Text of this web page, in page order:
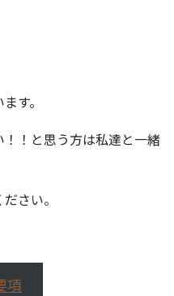
す。
！と思う方は私達と一緒
さい。
項